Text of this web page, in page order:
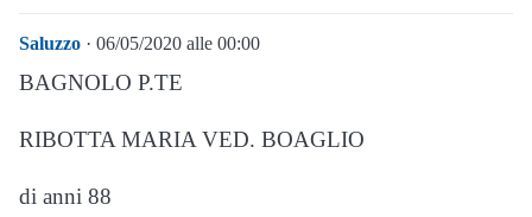
Saluzzo · 06/05/2020 alle 00:00
BAGNOLO P.TE
RIBOTTA MARIA VED. BOAGLIO
di anni 88